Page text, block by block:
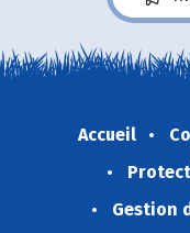
Accueil
Gestion